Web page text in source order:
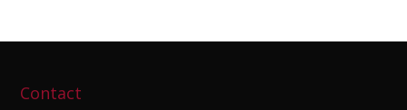
Contact